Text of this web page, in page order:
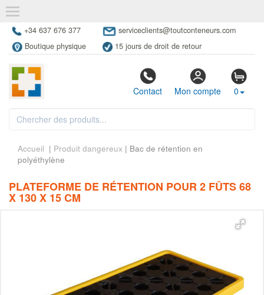
+34 637 676 377
serviceclients@toutconteneurs.com
Boutique physique
15 jours de droit de retour
Contact Mon compte 0
Accueil | Produit dangereux | Bac de rétention en
polyéthylène
PLATEFORME DE RÉTENTION POUR 2 FÛTS 68
X 130 X 15 CM